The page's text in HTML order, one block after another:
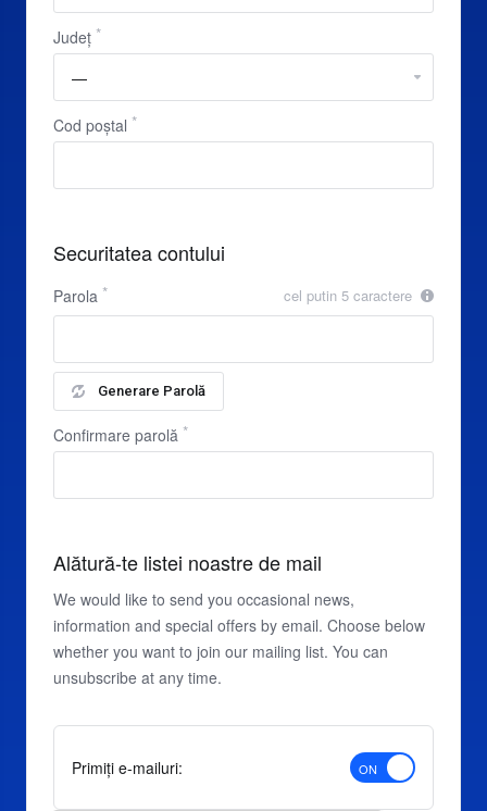
Județ
Cod poștal
Securitatea contului
Parola cel putin 5 caractere
Generare Parolă
Confirmare parolă
Alătură-te listei noastre de mail
We would like to send you occasional news,
information and special offers by email. Choose below
whether you want to join our mailing list. You can
unsubscribe at any time.
Primiți e-mailuri: